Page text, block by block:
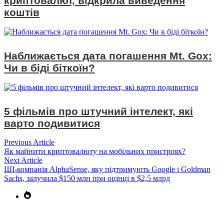
коштів
Наближається дата погашення Mt. Gox:
Чи в біді біткоїн?
5 фільмів про штучний інтелект, які
варто подивитися
Навігація
записів
Previous ArticlePrevious
article:
Як майнити криптовалюту на мобільних пристроях?
Next ArticleNext
article:
ШІ-компанія AlphaSense, яку підтримують Google і Goldman
Sachs, залучила $150 млн при оцінці в $2,5 млрд